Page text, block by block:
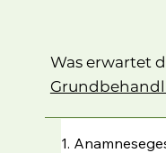
Was erwartet
1.